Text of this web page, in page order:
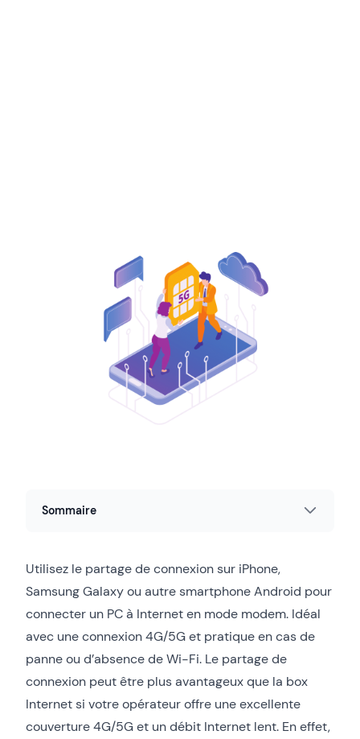
Sommaire
Utilisez le partage de connexion sur iPhone,
Samsung Galaxy ou autre smartphone Android pour
connecter un PC à Internet en mode modem. Idéal
avec une connexion 4G/5G et pratique en cas de
panne ou d’absence de Wi-Fi. Le partage de
connexion peut être plus avantageux que la box
Internet si votre opérateur offre une excellente
couverture 4G/5G et un débit Internet lent. En effet,